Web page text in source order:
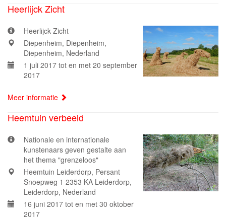
Heerlijck Zicht
Heerlijck Zicht
Diepenheim, Diepenheim,
Diepenheim, Nederland
1 juli 2017 tot en met 20 september
2017
Meer informatie
Heemtuin verbeeld
Nationale en internationale
kunstenaars geven gestalte aan
het thema "grenzeloos"
Heemtuin Leiderdorp, Persant
Snoepweg 1 2353 KA Leiderdorp,
Leiderdorp, Nederland
16 juni 2017 tot en met 30 oktober
2017